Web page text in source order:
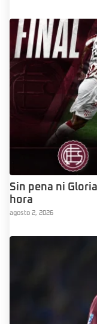
Sin pena ni
hora
agosto 2, 2026